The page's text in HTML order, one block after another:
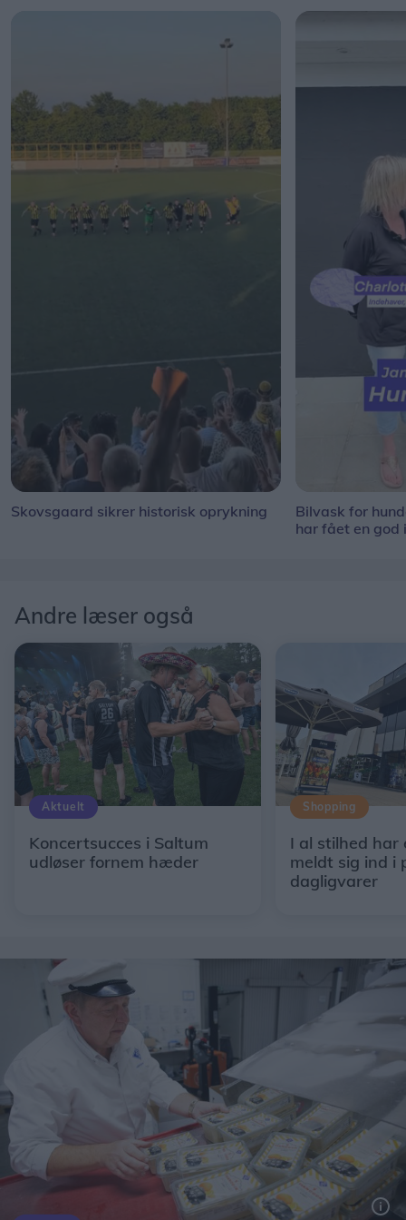
Skovsgaard sikrer historisk oprykning
Bilvask for
har fået en god
Andre læser også
Aktuelt
Koncertsucces i Saltum
udløser fornem hæder
Shopping
I al stilhed har
meldt sig ind i
dagligvarer